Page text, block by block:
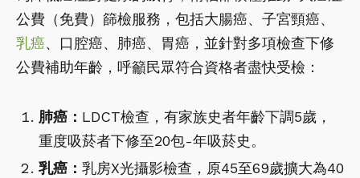
公費（免費）篩檢服務，包括大腸癌、子宮頸癌、
乳癌、口腔癌、肺癌、胃癌，並針對多項檢查下修
公費補助年齡，呼籲民眾符合資格者盡快受檢：
肺癌： LDCT檢查，有家族史者年齡下調5歲，
重度吸菸者下修至20包-年吸菸史。
乳癌： 乳房X光攝影檢查，原45至69歲擴大為40